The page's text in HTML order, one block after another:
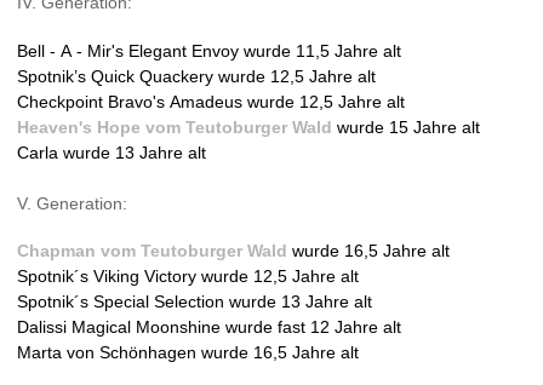
n
a
l
)
Bell - A - Mir's Elegant Envoy wurde 11,5 Jahre alt
Spotnik’s Quick Quackery wurde 12,5 Jahre alt
Checkpoint Bravo's Amadeus wurde 12,5 Jahre alt
Heaven's Hope vom Teutoburger Wald wurde 15 Jahre alt
Carla wurde 13 Jahre alt
V. Generation:
Chapman vom Teutoburger Wald wurde 16,5 Jahre alt
Spotnik´s Viking Victory wurde 12,5 Jahre alt
Spotnik´s Special Selection wurde 13 Jahre alt
Dalissi Magical Moonshine wurde fast 12 Jahre alt
Marta von Schönhagen wurde 16,5 Jahre alt